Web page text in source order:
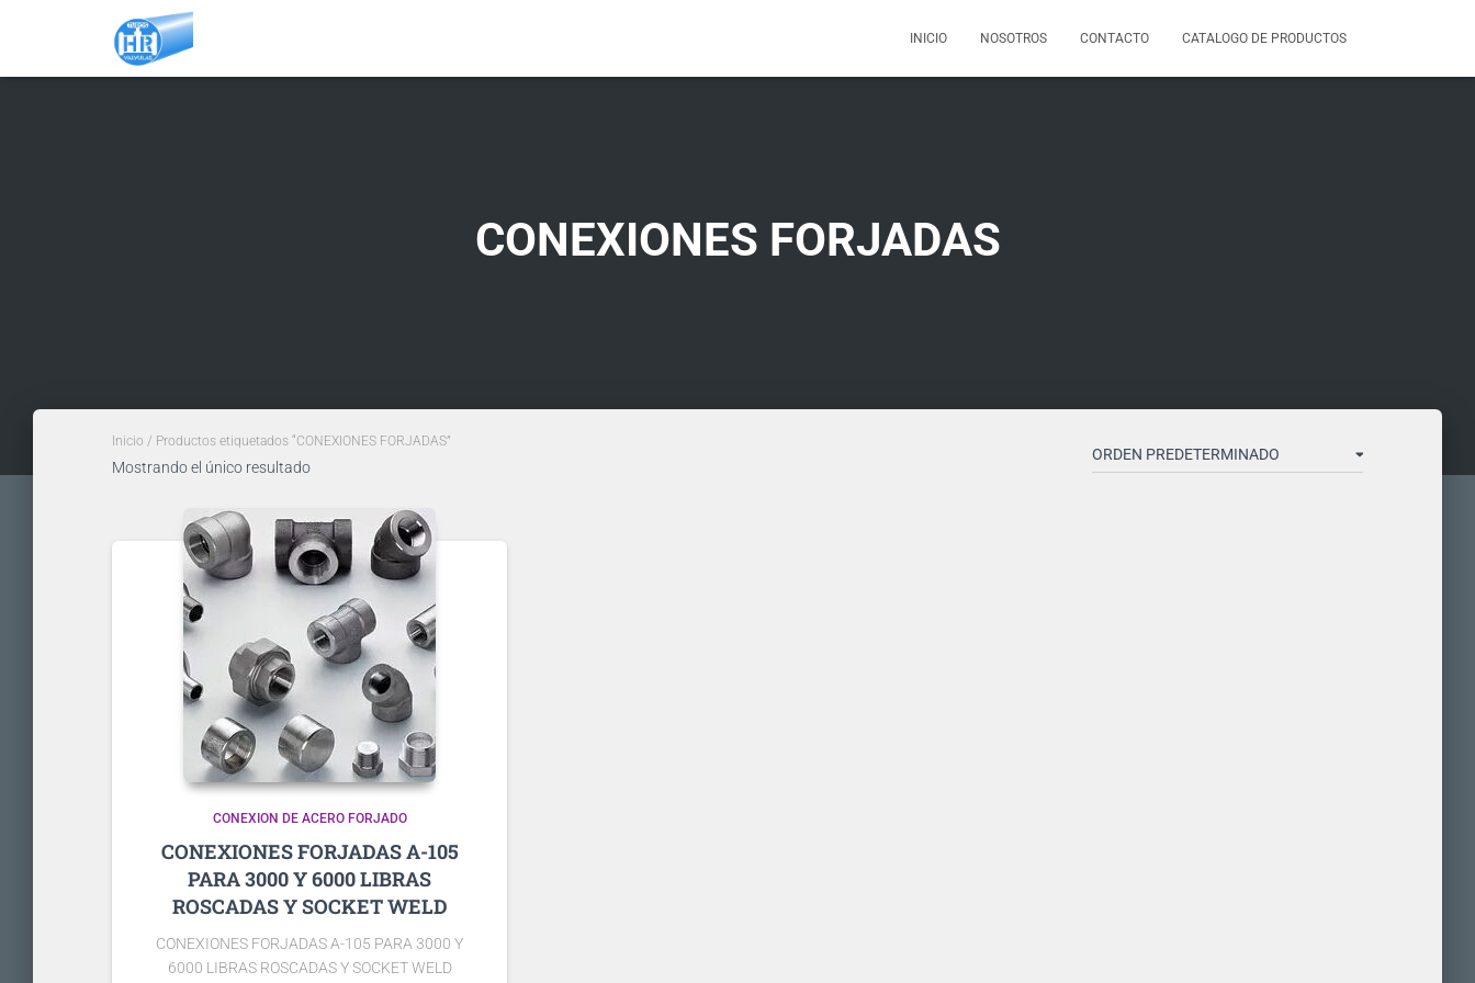
INICIO NOSOTROS CONTACTO CATALOGO DE PRODUCTOS
CONEXIONES FORJADAS
Inicio / Productos etiquetados “CONEXIONES FORJADAS”
Mostrando el único resultado
CONEXION DE ACERO FORJADO
CONEXIONES FORJADAS A-105
PARA 3000 Y 6000 LIBRAS
ROSCADAS Y SOCKET WELD
CONEXIONES FORJADAS A-105 PARA 3000 Y
6000 LIBRAS ROSCADAS Y SOCKET WELD